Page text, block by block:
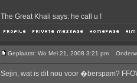
The Great Khali says: he call u !
Geplaatst: Wo Mei 21, 2008 3:21 pm
Sejin, wat is dit nou voor �berspam?